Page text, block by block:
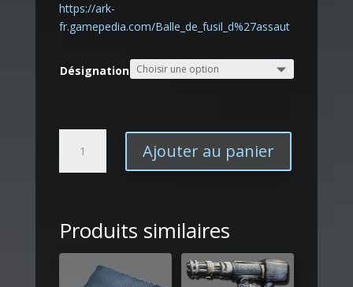
https://ark-
fr.gamepedia.com/Balle_de_fusil_d%27assaut
Désignation
Packs
fusil
Ajouter au panier
Produits similaires